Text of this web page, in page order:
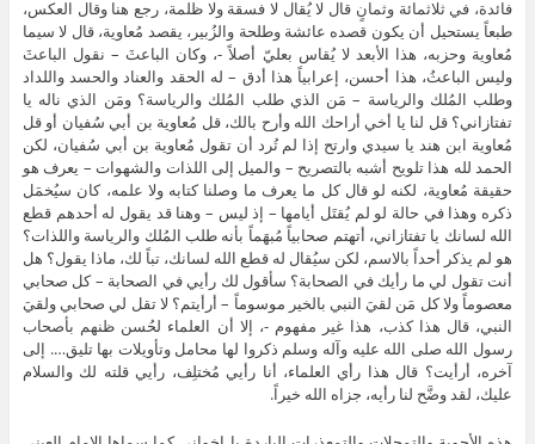
فائدة، في ثلاثمائة وثمانٍ قال لا يُقال لا فسقة ولا ظلمة، رجع هنا وقال العكس،
طبعاً يستحيل أن يكون قصده عائشة وطلحة والزُبير، يقصد مُعاوية، قال لا سيما
مُعاوية وحزبه، هذا الأبعد لا يُقاس بعليّ أصلاً -، وكان الباعثَ – نقول الباعثَ
وليس الباعثُ، هذا أحسن، إعرابياً هذا أدق – له الحقد والعناد والحسد واللداد
وطلب المُلك والرياسة – مَن الذي طلب المُلك والرياسة؟ ومَن الذي ناله يا
تفتازاني؟ قل لنا يا أخي أراحك الله وأرح بالك، قل مُعاوية بن أبي سُفيان أو قل
مُعاوية ابن هند يا سيدي وارتح إذا لم تُرد أن تقول مُعاوية بن أبي سُفيان، لكن
الحمد لله هذا تلويح أشبه بالتصريح – والميل إلى اللذات والشهوات – يعرف هو
حقيقة مُعاوية، لكنه لو قال كل ما يعرف ما وصلنا كتابه ولا علمه، كان سيُخمَل
ذكره وهذا في حالة لو لم يُقتَل أيامها – إذ ليس – وهنا قد يقول له أحدهم قطع
الله لسانك يا تفتازاني، أتهتم صحابياً مُبهَماً بأنه طلب المُلك والرياسة واللذات؟
هو لم يذكر أحداً بالاسم، لكن سيُقال له قطع الله لسانك، تباً لك، ماذا يقول؟ هل
أنت تقول لي ما رأيك في الصحابة؟ سأقول لك رأيي في الصحابة – كل صحابي
معصوماً ولا كل مَن لقيَ النبي بالخير موسوماً – أرأيتم؟ لا تقل لي صحابي ولقيَ
النبي، قال هذا كذب، هذا غير مفهوم -، إلا أن العلماء لحُسن ظنهم بأصحاب
رسول الله صلى الله عليه وآله وسلم ذكروا لها محامل وتأويلات بها تليق…. إلى
آخره، أرأيت؟ قال هذا رأي العلماء، أنا رأيي مُختلِف، رأيي قلته لك والسلام
عليك، لقد وضَّح لنا رأيه، جزاه الله خيراً.